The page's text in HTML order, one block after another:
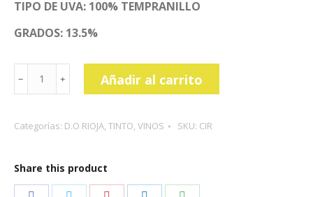
TIPO DE UVA: 100% TEMPRANILLO
GRADOS: 13.5%
COTO
DE
RESERVA
Añadir al carrito
Categorías: D.O RIOJA, TINTO, VINOS SKU: CIR
Share this product